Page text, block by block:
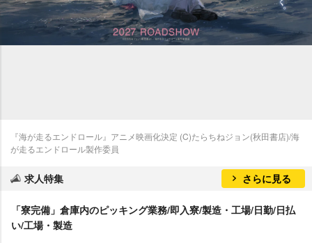
『海が走るエンドロール』アニメ映画化決定 (C)たらちねジョン(秋田書店)/海
が走るエンドロール製作委員
求人特集 さらに見る
「寮完備」倉庫内のピッキング業務/即入寮/製造・工場/日勤/日払
い/工場・製造